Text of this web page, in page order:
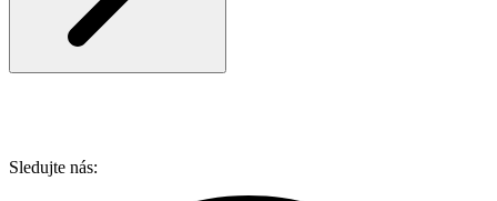
Sledujte nás: